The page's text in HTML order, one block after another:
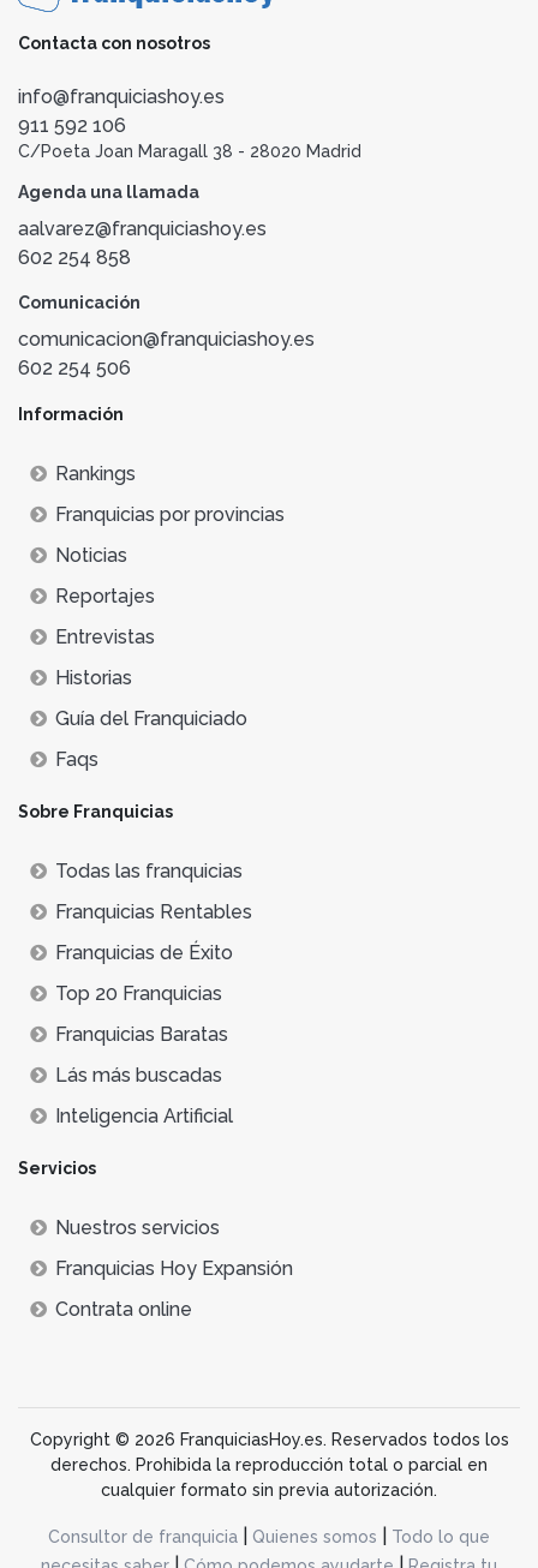
Contacta con nosotros
info@franquiciashoy.es
911 592 106
C/Poeta Joan Maragall 38 - 28020 Madrid
Agenda una llamada
aalvarez@franquiciashoy.es
602 254 858
Comunicación
comunicacion@franquiciashoy.es
602 254 506
Información
Rankings
Franquicias por provincias
Noticias
Reportajes
Entrevistas
Historias
Guía del Franquiciado
Faqs
Sobre Franquicias
Todas las franquicias
Franquicias Rentables
Franquicias de Éxito
Top 20 Franquicias
Franquicias Baratas
Lás más buscadas
Inteligencia Artificial
Servicios
Nuestros servicios
Franquicias Hoy Expansión
Contrata online
Copyright © 2026 FranquiciasHoy.es. Reservados todos los
derechos. Prohibida la reproducción total o parcial en
cualquier formato sin previa autorización.
Consultor de franquicia Quienes somos
Todo lo que